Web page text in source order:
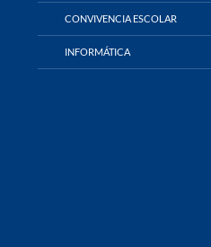
CONVIVENCIA ESCOLAR
INFORMÁTICA